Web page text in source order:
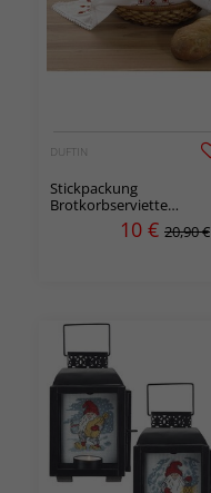
DUFTIN
Stickpackung
Brotkorbserviette
Schneeflocken
10 € 20,90 €